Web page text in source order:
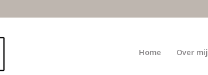
Home Over mij